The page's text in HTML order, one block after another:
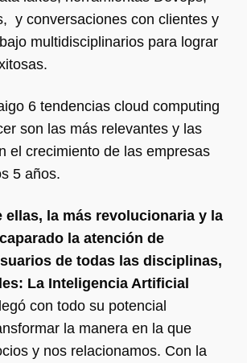
y conversaciones con clientes y
multidisciplinarios para lograr
6 tendencias cloud computing
son las más relevantes y las
el crecimiento de las empresas
5 años.
ellas, la más revolucionaria y la
la atención de
de todas las disciplinas,
La Inteligencia Artificial
con todo su potencial
la manera en la que
y nos relacionamos. Con la